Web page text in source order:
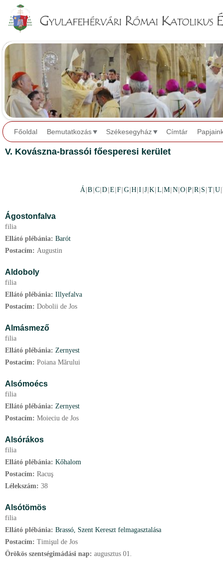
Főoldal Bemutatkozás Székesegyház Címtár
V. Kovászna-brassói főesperesi kerület
Á |B C |D E |F G H |I J |K L |M N O |P R S T |U |
Ágostonfalva
filia
Ellátó plébánia: Barót
Postacím: Augustin
Aldoboly
filia
Ellátó plébánia: Illyefalva
Postacím: Dobolii de Jos
Almásmező
filia
Ellátó plébánia: Zernyest
Postacím: Poiana Mărului
Alsómoécs
filia
Ellátó plébánia: Zernyest
Postacím: Moieciu de Jos
Alsórákos
filia
Ellátó plébánia: Kőhalom
Postacím: Racuş
Lélekszám: 38
Alsótömös
filia
Ellátó plébánia: Brassó, Szent Kereszt felmagasztalása
Postacím: Timişul de Jos
Örökös szentségimádási nap: augusztus 01.